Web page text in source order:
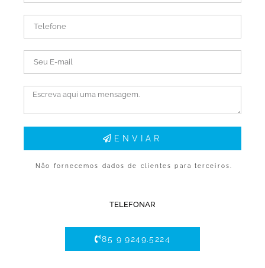
ENVIAR
Não fornecemos dados de clientes para terceiros.
TELEFONAR
85 9 9249.5224